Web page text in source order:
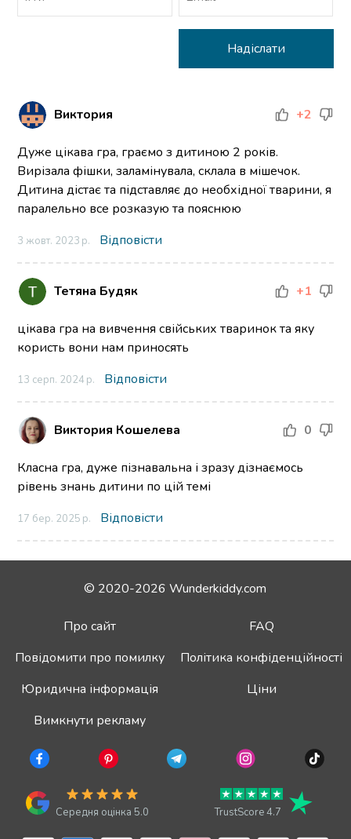
Виктория +2
Дуже цікава гра, граємо з дитиною 2 років.
Вирізала фішки, заламінувала, склала в мішечок.
Дитина дістає та підставляє до необхідної тварини, я
паралельно все розказую та пояснюю
3 жовт. 2023 р. Відповісти
Тетяна Будяк +1
цікава гра на вивчення свійських тваринок та яку
користь вони нам приносять
13 серп. 2024 р. Відповісти
Виктория Кошелева 0
Класна гра, дуже пізнавальна і зразу дізнаємось
рівень знань дитини по цій темі
17 бер. 2025 р. Відповісти
© 2020-2026 Wunderkiddy.com
Про сайт
FAQ
Повідомити про помилку
Політика конфіденційності
Юридична інформація
Ціни
Вимкнути рекламу
Середня оцінка 5.0 TrustScore 4.7